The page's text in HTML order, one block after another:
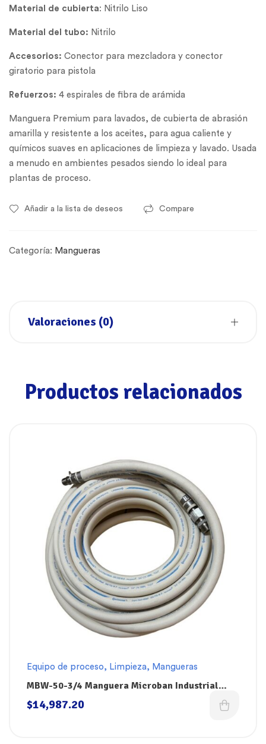
Material de cubierta: Nitrilo Liso
Material del tubo: Nitrilo
Accesorios: Conector para mezcladora y conector
giratorio para pistola
Refuerzos: 4 espirales de fibra de arámida
Manguera Premium para lavados, de cubierta de abrasión
amarilla y resistente a los aceites, para agua caliente y
químicos suaves en aplicaciones de limpieza y lavado. Usada
a menudo en ambientes pesados siendo lo ideal para
plantas de proceso.
Añadir a la lista de deseos Compare
Categoría: Mangueras
Valoraciones (0)
Productos relacionados
Equipo de proceso, Limpieza, Mangueras
MBW-50-3/4 Manguera Microban Industrial
Blanca de 50′(15m) EPDM 300 PSI con
Conectores de Acero Inoxidable de 1/2″
$14,987.20